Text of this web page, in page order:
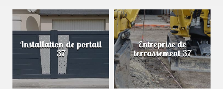
Installation de portail
37
Entreprise de
terrassement 37